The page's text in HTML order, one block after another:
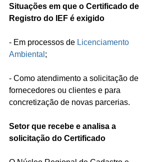
Situações em que o Certificado de
Registro do IEF é exigido
- Em processos de Licenciamento
Ambiental ;
- Como atendimento a solicitação de
fornecedores ou clientes e para
concretização de novas parcerias.
Setor que recebe e analisa a
solicitação do Certificado